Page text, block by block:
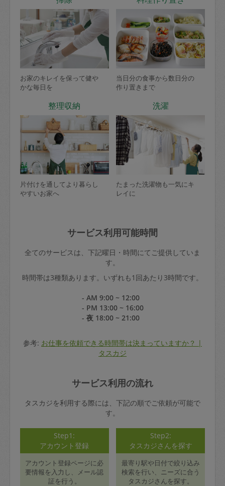
お家のキレイを保って健や
かな毎日を
当日分の食事から数日分の
作り置きまで
整理収納
片付けを通してより暮らし
やすいお家へ
洗濯
たまった洗濯物も一気にキ
レイに
サービス利用可能時間
全てのサービスは、下記曜日・時間にてご提供していま
す。
時間帯は3種類あります。いずれも1回あたり3時間です。
- AM 9:00 ~ 12:00
- PM 13:00 ~ 16:00
- 夜 18:00 ~ 21:00
参考: お仕事を依頼できる時間帯は決まっていますか？ |
タスカジ
サービス利用の流れ
タスカジを利用する際には、下記の順でご依頼が可能で
す。
Step1:
アカウント登録
アカウント登録ページに必
要情報を入力し、メール認
証を行う。
Step2:
タスカジさんを探す
最寄り駅や日付で絞り込み
検索を行い、ニーズに合う
タスカジさんを探す。